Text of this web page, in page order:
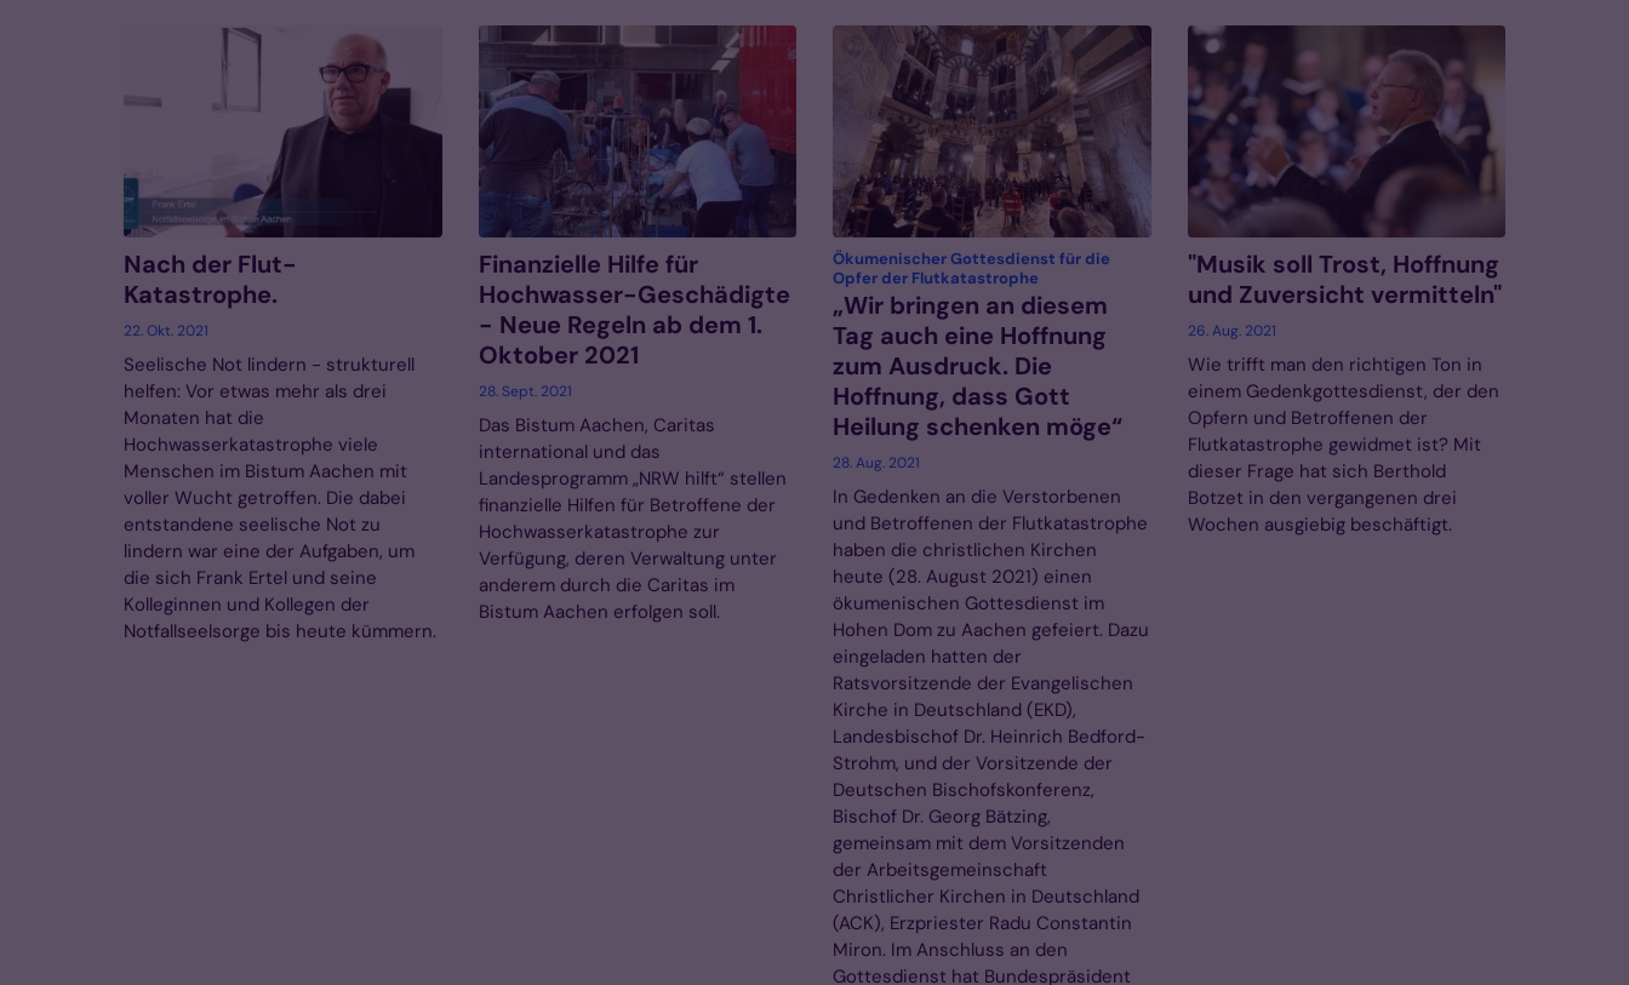
Nach der Flut-
Katastrophe.
22. Okt. 2021
Seelische Not lindern - strukturell
helfen: Vor etwas mehr als drei
Monaten hat die
Hochwasserkatastrophe viele
Menschen im Bistum Aachen mit
voller Wucht getroffen. Die dabei
entstandene seelische Not zu
lindern war eine der Aufgaben, um
die sich Frank Ertel und seine
Kolleginnen und Kollegen der
Notfallseelsorge bis heute kümmern.
Finanzielle Hilfe für
Hochwasser-Geschädigte
- Neue Regeln ab dem 1.
Oktober 2021
28. Sept. 2021
Das Bistum Aachen, Caritas
international und das
Landesprogramm „NRW hilft“ stellen
finanzielle Hilfen für Betroffene der
Hochwasserkatastrophe zur
Verfügung, deren Verwaltung unter
anderem durch die Caritas im
Bistum Aachen erfolgen soll.
Ökumenischer Gottesdienst für die
Opfer der Flutkatastrophe
„Wir bringen an diesem
Tag auch eine Hoffnung
zum Ausdruck. Die
Hoffnung, dass Gott
Heilung schenken möge“
28. Aug. 2021
In Gedenken an die Verstorbenen
und Betroffenen der Flutkatastrophe
haben die christlichen Kirchen
heute (28. August 2021) einen
ökumenischen Gottesdienst im
Hohen Dom zu Aachen gefeiert. Dazu
eingeladen hatten der
Ratsvorsitzende der Evangelischen
Kirche in Deutschland (EKD),
Landesbischof Dr. Heinrich Bedford-
Strohm, und der Vorsitzende der
Deutschen Bischofskonferenz,
Bischof Dr. Georg Bätzing,
gemeinsam mit dem Vorsitzenden
der Arbeitsgemeinschaft
Christlicher Kirchen in Deutschland
(ACK), Erzpriester Radu Constantin
Miron. Im Anschluss an den
Gottesdienst hat Bundespräsident
"Musik soll Trost, Hoffnung
und Zuversicht vermitteln"
26. Aug. 2021
Wie trifft man den richtigen Ton in
einem Gedenkgottesdienst, der den
Opfern und Betroffenen der
Flutkatastrophe gewidmet ist? Mit
dieser Frage hat sich Berthold
Botzet in den vergangenen drei
Wochen ausgiebig beschäftigt.